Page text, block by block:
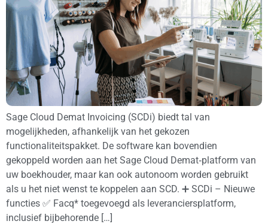
Sage Cloud Demat Invoicing (SCDi) biedt tal van
mogelijkheden, afhankelijk van het gekozen
functionaliteitspakket. De software kan bovendien
gekoppeld worden aan het Sage Cloud Demat‑platform van
uw boekhouder, maar kan ook autonoom worden gebruikt
als u het niet wenst te koppelen aan SCD. ➕ SCDi – Nieuwe
functies ✅ Facq* toegevoegd als leveranciersplatform,
inclusief bijbehorende […]